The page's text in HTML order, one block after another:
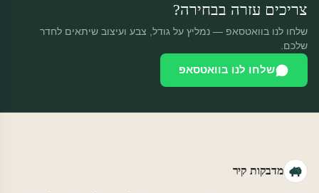
צריכים עזרה בבחירה?
שלחו לנו בוואטסאפ — נמליץ על גודל, צבע ועיצוב שיתאים לחדר
שלכם.
שלחו לנו בוואטסאפ
מדבקות קיר